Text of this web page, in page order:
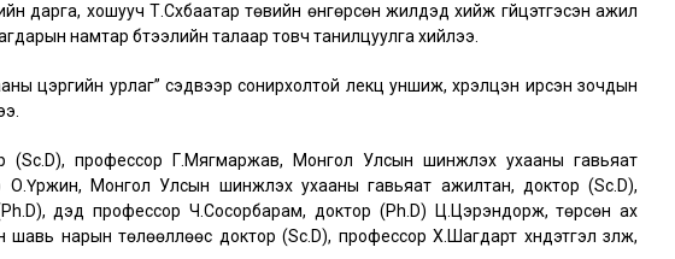
дарга, хошууч Т.Сүхбаатар төвийн өнгөрсөн жилүүдэд хийж гүйцэтгэсэн ажил
намтар бүтээлийн талаар товч танилцуулга хийлээ.
цэргийн урлаг” сэдвээр сонирхолтой лекц уншиж, хүрэлцэн ирсэн зочдын
(Sc.D), профессор Г.Мягмаржав, Монгол Улсын шинжлэх ухааны гавьяат
О.Үржин, Монгол Улсын шинжлэх ухааны гавьяат ажилтан, доктор (Sc.D),
дэд профессор Ч.Сосорбарам, доктор (Ph.D) Ц.Цэрэндорж, төрсөн ах
нарын төлөөллөөс доктор (Sc.D), профессор Х.Шагдарт хүндэтгэл үзүүлж,